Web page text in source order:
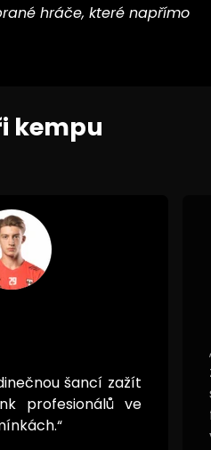
hráče, které napřímo
kempu
šancí zažít
profesionálů ve